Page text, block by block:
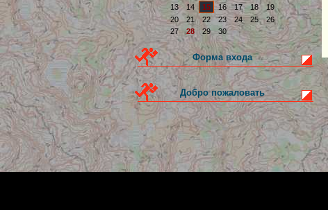
13
14 15 16 17 18
19
20
21 22 23 24 25
26
27
28 29 30
Форма входа
Добро пожаловать